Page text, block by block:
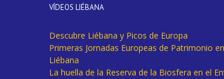
VÍDEOS LIÉBANA
Descubre Liébana y Picos de Europa
Primeras Jornadas Europeas de Patrimonio en
Liébana
La huella de la Reserva de la Biosfera en el